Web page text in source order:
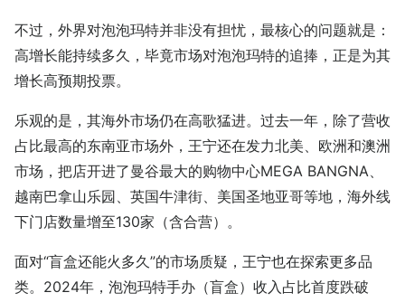
不过，外界对泡泡玛特并非没有担忧，最核心的问题就是：
高增长能持续多久，毕竟市场对泡泡玛特的追捧，正是为其
增长高预期投票。
乐观的是，其海外市场仍在高歌猛进。过去一年，除了营收
占比最高的东南亚市场外，王宁还在发力北美、欧洲和澳洲
市场，把店开进了曼谷最大的购物中心MEGA BANGNA、
越南巴拿山乐园、英国牛津街、美国圣地亚哥等地，海外线
下门店数量增至130家（含合营）。
面对“盲盒还能火多久”的市场质疑，王宁也在探索更多品
类。2024年，泡泡玛特手办（盲盒）收入占比首度跌破